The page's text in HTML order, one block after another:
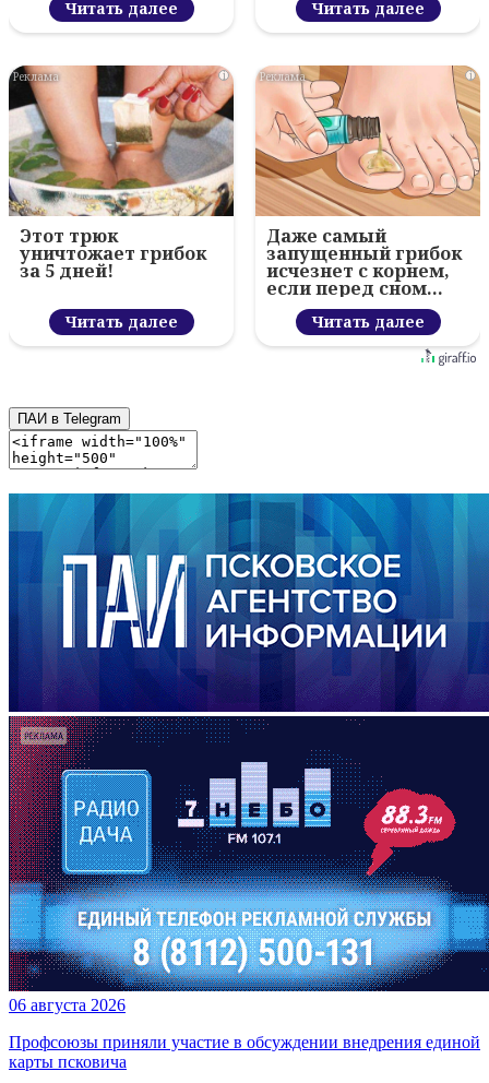
Читать далее Читать далее
i
Этот трюк
уничтожает грибок
за 5 дней!
Читать далее
i
Даже самый
запущенный грибок
исчезнет с корнем,
если перед сном…
Читать далее
ПАИ в Telegram
06 августа 2026
Профсоюзы приняли участие в обсуждении внедрения единой
карты псковича